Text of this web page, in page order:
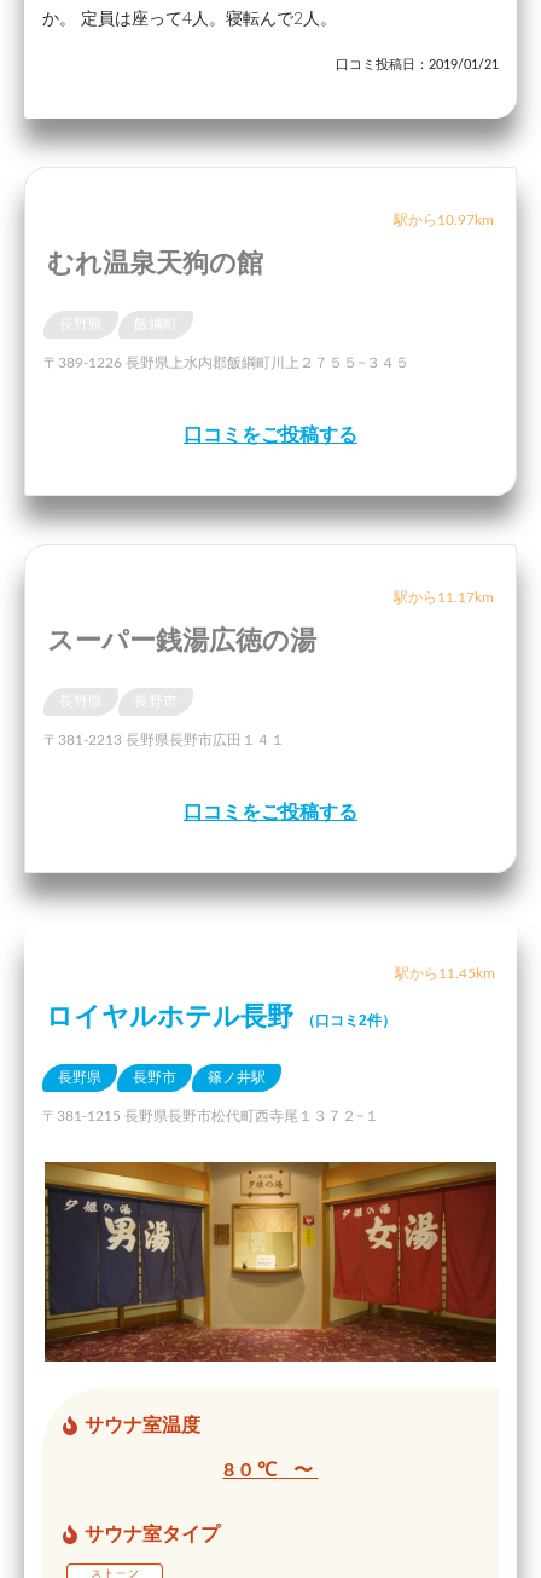
か。 定員は座って4人。寝転んで2人。
口コミ投稿日：2019/01/21
駅から10.97km
むれ温泉天狗の館
飯綱町
〒389-1226 長野県上水内郡飯綱町川上２７５５−３４５
口コミをご投稿する
駅から11.17km
スーパー銭湯広徳の湯
〒381-2213 長野県長野市広田１４１
口コミをご投稿する
駅から11.45km
ロイヤルホテル長野 （口コミ2件）
長野県 長野市 篠ノ井駅
〒381-1215 長野県長野市松代町西寺尾１３７２−１
サウナ室温度
80℃ 〜
サウナ室タイプ